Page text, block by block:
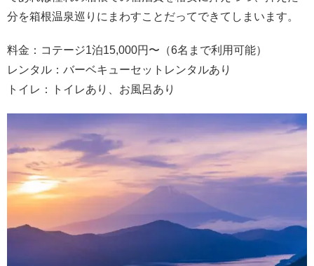
分を箱根温泉巡りにまわすことだってできてしまいます。
料金：コテージ1泊15,000円〜（6名まで利用可能）
レンタル：バーベキューセットレンタルあり
トイレ：トイレあり、お風呂あり